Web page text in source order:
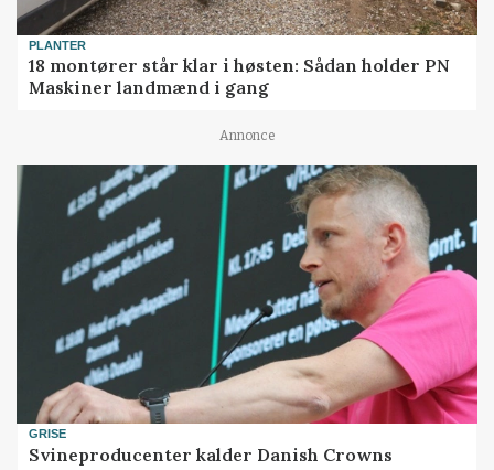
PLANTER
18 montører står klar i høsten: Sådan holder PN
Maskiner landmænd i gang
Annonce
GRISE
Svineproducenter kalder Danish Crowns